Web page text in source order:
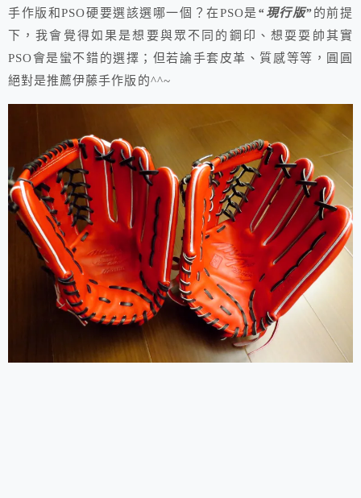
手作版和PSO硬要選該選哪一個？在PSO是“現行版”的前提
下，我會覺得如果是想要與眾不同的鋼印、想耍耍帥其實
PSO會是蠻不錯的選擇；但若論手套皮革、質感等等，圓圓
絕對是推薦伊藤手作版的^^~